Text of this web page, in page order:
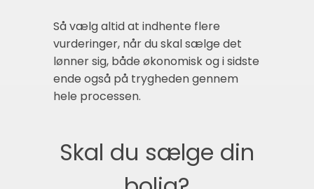
Så vælg altid at indhente flere
vurderinger, når du skal sælge det
lønner sig, både økonomisk og i sidste
ende også på trygheden gennem
hele processen.
Skal du sælge din